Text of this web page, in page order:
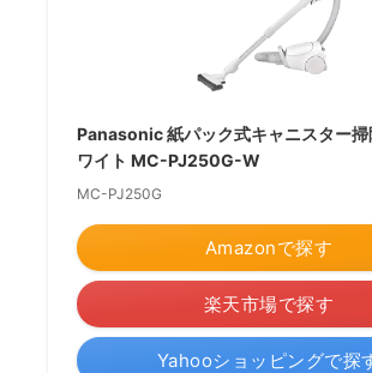
Panasonic 紙パック式キャニスター掃
ワイト MC-PJ250G-W
MC-PJ250G
Amazonで探す
楽天市場で探す
Yahooショッピングで探